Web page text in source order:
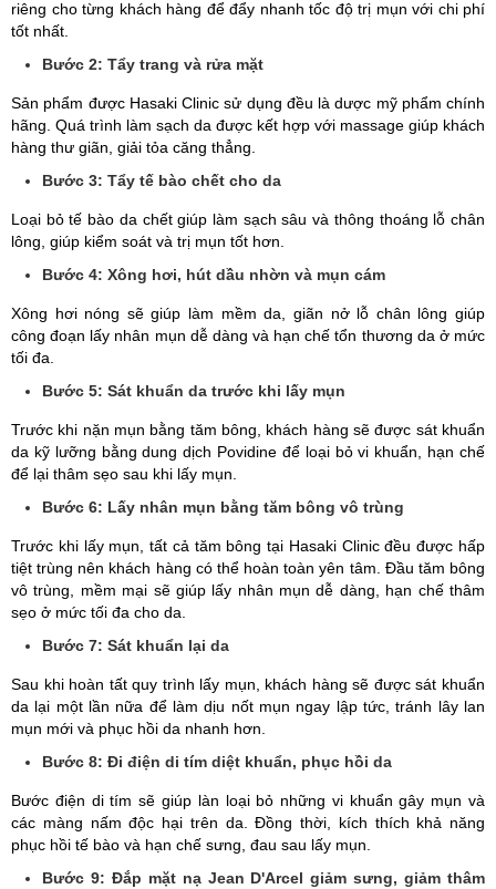
riêng cho từng khách hàng để đẩy nhanh tốc độ trị mụn với chi phí
tốt nhất.
Bước 2: Tẩy trang và rửa mặt
Sản phẩm được Hasaki Clinic sử dụng đều là dược mỹ phẩm chính
hãng. Quá trình làm sạch da được kết hợp với massage giúp khách
hàng thư giãn, giải tỏa căng thẳng.
Bước 3: Tẩy tế bào chết cho da
Loại bỏ tế bào da chết giúp làm sạch sâu và thông thoáng lỗ chân
lông, giúp kiểm soát và trị mụn tốt hơn.
Bước 4: Xông hơi, hút dầu nhờn và mụn cám
Xông hơi nóng sẽ giúp làm mềm da, giãn nở lỗ chân lông giúp
công đoạn lấy nhân mụn dễ dàng và hạn chế tổn thương da ở mức
tối đa.
Bước 5: Sát khuẩn da trước khi lấy mụn
Trước khi nặn mụn bằng tăm bông, khách hàng sẽ được sát khuẩn
da kỹ lưỡng bằng dung dịch Povidine để loại bỏ vi khuẩn, hạn chế
để lại thâm sẹo sau khi lấy mụn.
Bước 6: Lấy nhân mụn bằng tăm bông vô trùng
Trước khi lấy mụn, tất cả tăm bông tại Hasaki Clinic đều được hấp
tiệt trùng nên khách hàng có thể hoàn toàn yên tâm. Đầu tăm bông
vô trùng, mềm mại sẽ giúp lấy nhân mụn dễ dàng, hạn chế thâm
sẹo ở mức tối đa cho da.
Bước 7: Sát khuẩn lại da
Sau khi hoàn tất quy trình lấy mụn, khách hàng sẽ được sát khuẩn
da lại một lần nữa để làm dịu nốt mụn ngay lập tức, tránh lây lan
mụn mới và phục hồi da nhanh hơn.
Bước 8: Đi điện di tím diệt khuẩn, phục hồi da
Bước điện di tím sẽ giúp làn loại bỏ những vi khuẩn gây mụn và
các màng nấm độc hại trên da. Đồng thời, kích thích khả năng
phục hồi tế bào và hạn chế sưng, đau sau lấy mụn.
Bước 9: Đắp mặt nạ Jean D'Arcel giảm sưng, giảm thâm